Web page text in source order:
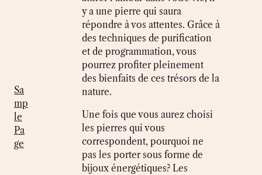
Sa
mp
le
Pa
ge
y a une pierre qui saura
répondre à vos attentes. Grâce à
des techniques de purification
et de programmation, vous
pourrez profiter pleinement
des bienfaits de ces trésors de la
nature.
Une fois que vous aurez choisi
les pierres qui vous
correspondent, pourquoi ne
pas les porter sous forme de
bijoux énergétiques? Les